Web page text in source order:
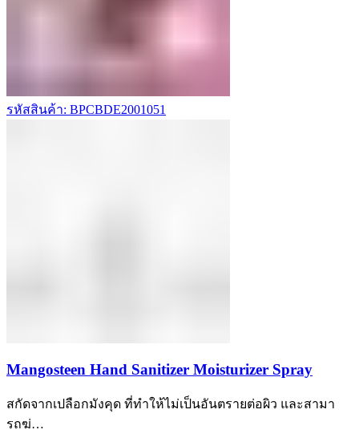
รหัสสินค้า: BPCBDE2001051
Mangosteen Hand Sanitizer Moisturizer Spray
สกัดจากเปลือกมังคุด ที่ทำให้ไม่เป็นอันตรายต่อผิว และสามา
รถฆ่…